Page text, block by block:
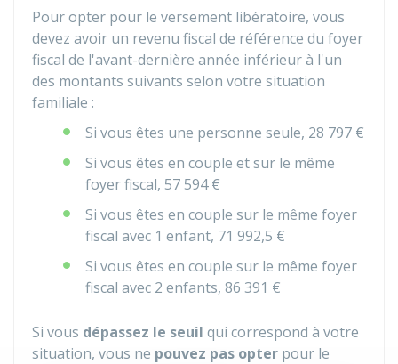
Pour opter pour le versement libératoire, vous
devez avoir un revenu fiscal de référence du foyer
fiscal de l'avant-dernière année inférieur à l'un
des montants suivants selon votre situation
familiale :
Si vous êtes une personne seule, 28 797 €
Si vous êtes en couple et sur le même
foyer fiscal, 57 594 €
Si vous êtes en couple sur le même foyer
fiscal avec 1 enfant, 71 992,5 €
Si vous êtes en couple sur le même foyer
fiscal avec 2 enfants, 86 391 €
Si vous dépassez le seuil qui correspond à votre
situation, vous ne pouvez pas opter pour le